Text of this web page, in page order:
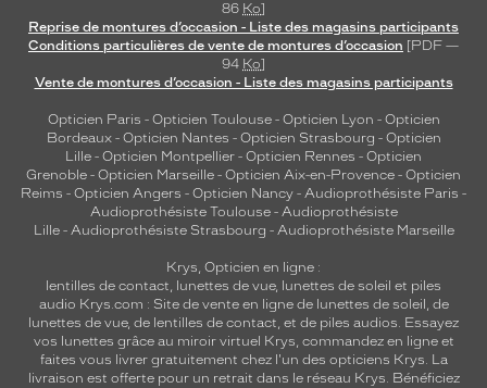
86 Ko]
Reprise de montures d’occasion - Liste des magasins participants
Conditions particulières de vente de montures d’occasion [PDF —
94 Ko]
Vente de montures d’occasion - Liste des magasins participants
Opticien Paris - Opticien Toulouse- Opticien Lyon - Opticien
Bordeaux- Opticien Nantes - Opticien Strasbourg - Opticien
Lille - Opticien Montpellier - Opticien Rennes - Opticien
Grenoble - Opticien Marseille - Opticien Aix-en-Provence - Opticien
Reims - Opticien Angers - Opticien Nancy - Audioprothésiste Paris -
Audioprothésiste Toulouse- Audioprothésiste
Lille- Audioprothésiste Strasbourg - Audioprothésiste Marseille
Krys, Opticien en ligne :
lentilles de contact, lunettes de vue, lunettes de soleil et piles
audio Krys.com : Site de vente en ligne de lunettes de soleil, de
lunettes de vue, de lentilles de contact, et de piles audios. Essayez
vos lunettes grâce au miroir virtuel Krys, commandez en ligne et
faites vous livrer gratuitement chez l'un des opticiens Krys. La
livraison est offerte pour un retrait dans le réseau Krys. Bénéficiez